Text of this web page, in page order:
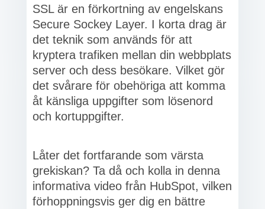
SSL är en förkortning av engelskans
Secure Sockey Layer. I korta drag är
det teknik som används för att
kryptera trafiken mellan din webbplats
server och dess besökare. Vilket gör
det svårare för obehöriga att komma
åt känsliga uppgifter som lösenord
och kortuppgifter.
Låter det fortfarande som värsta
grekiskan? Ta då och kolla in denna
informativa video från HubSpot, vilken
förhoppningsvis ger dig en bättre